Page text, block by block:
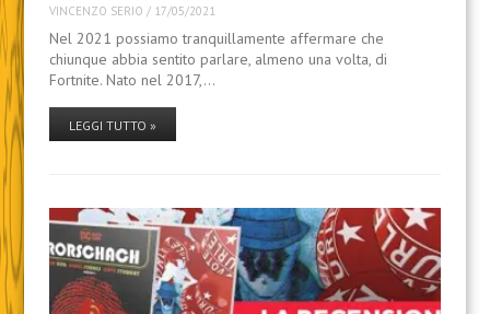
VINCENZO SERIO / 17/05/2021
Nel 2021 possiamo tranquillamente affermare che
chiunque abbia sentito parlare, almeno una volta, di
Fortnite. Nato nel 2017,…
LEGGI TUTTO »